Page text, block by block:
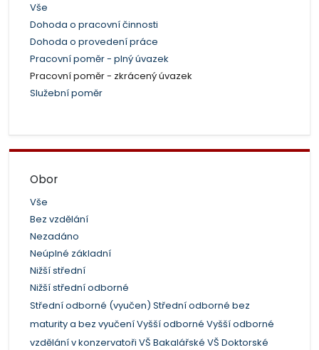
Vše
Dohoda o pracovní činnosti
Dohoda o provedení práce
Pracovní poměr - plný úvazek
Pracovní poměr - zkrácený úvazek
Služební poměr
Obor
Vše
Bez vzdělání
Nezadáno
Neúplné základní
Nižší střední
Nižší střední odborné
Střední odborné (vyučen) Střední odborné bez
maturity a bez vyučeníVyšší odborné Vyšší odborné
vzdělání v konzervatoři VŠ Bakalářské VŠ Doktorské